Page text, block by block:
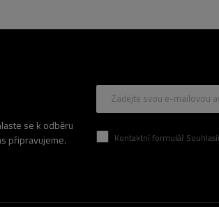
se k odběru
připravujeme.
Zadejte svou e-mailovou
Kontaktní formulář Souhlasím se